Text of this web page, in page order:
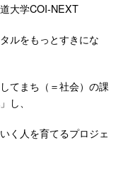
大学COI-NEXT
ルをもっとすきにな
（＝社会）の課
し、
育てるプロジェ